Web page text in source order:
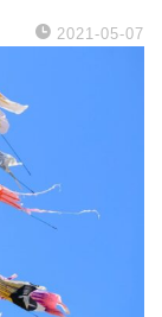
2021-05-07